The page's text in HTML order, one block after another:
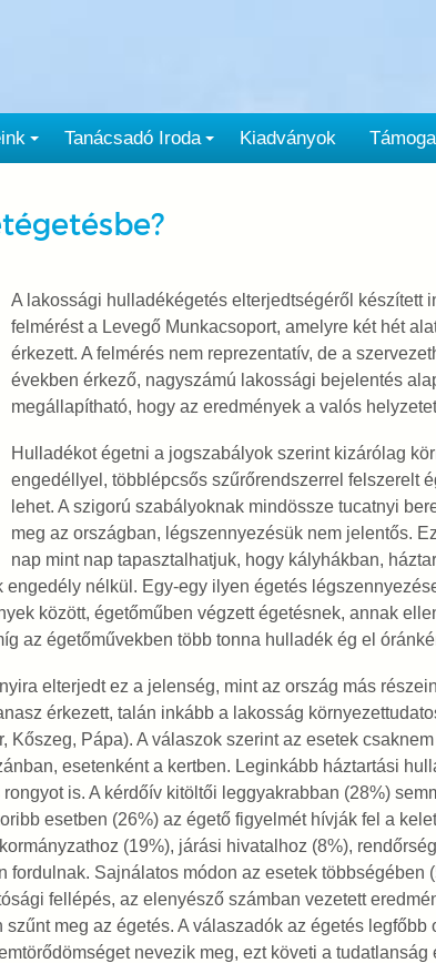
Tanácsadó Iroda Kiadványok
A lakossági hulladékégetés elterjedtségéről készített
felmérést a Levegő Munkacsoport, amelyre két hét
érkezett. A felmérés nem reprezentatív, de a
években érkező, nagyszámú lakossági bejelentés
megállapítható, hogy az eredmények a valós
Hulladékot égetni a jogszabályok szerint kizárólag
engedéllyel, többlépcsős szűrőrendszerrel felszerelt
lehet. A szigorú szabályoknak mindössze tucatnyi
meg az országban, légszennyezésük nem jelentős.
nap mint nap tapasztalhatjuk, hogy kályhákban,
nélkül. Egy-egy ilyen égetés
között, égetőműben végzett égetésnek, annak
az égetőművekben több tonna hulladék ég el
elterjedt ez a jelenség, mint az ország más
érkezett, talán inkább a lakosság
Kőszeg, Pápa). A válaszok szerint az esetek
esetenként a kertben. Leginkább háztartási
is. A kérdőív kitöltői leggyakrabban (28%)
esetben (26%) az égető figyelmét hívják fel a
(19%), járási hivatalhoz (8%),
fordulnak. Sajnálatos módon az esetek többségében
fellépés, az elenyésző számban vezetett
meg az égetés. A válaszadók az égetés legfőbb
nevezik meg, ezt követi a tudatlanság